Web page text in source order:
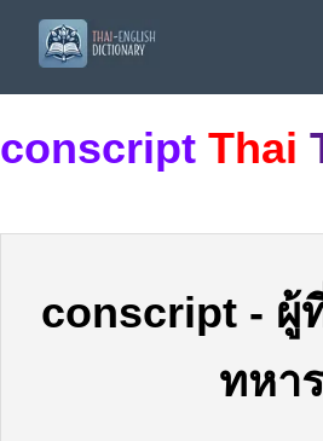
conscript Thai
conscript - ผู้
ทหาร